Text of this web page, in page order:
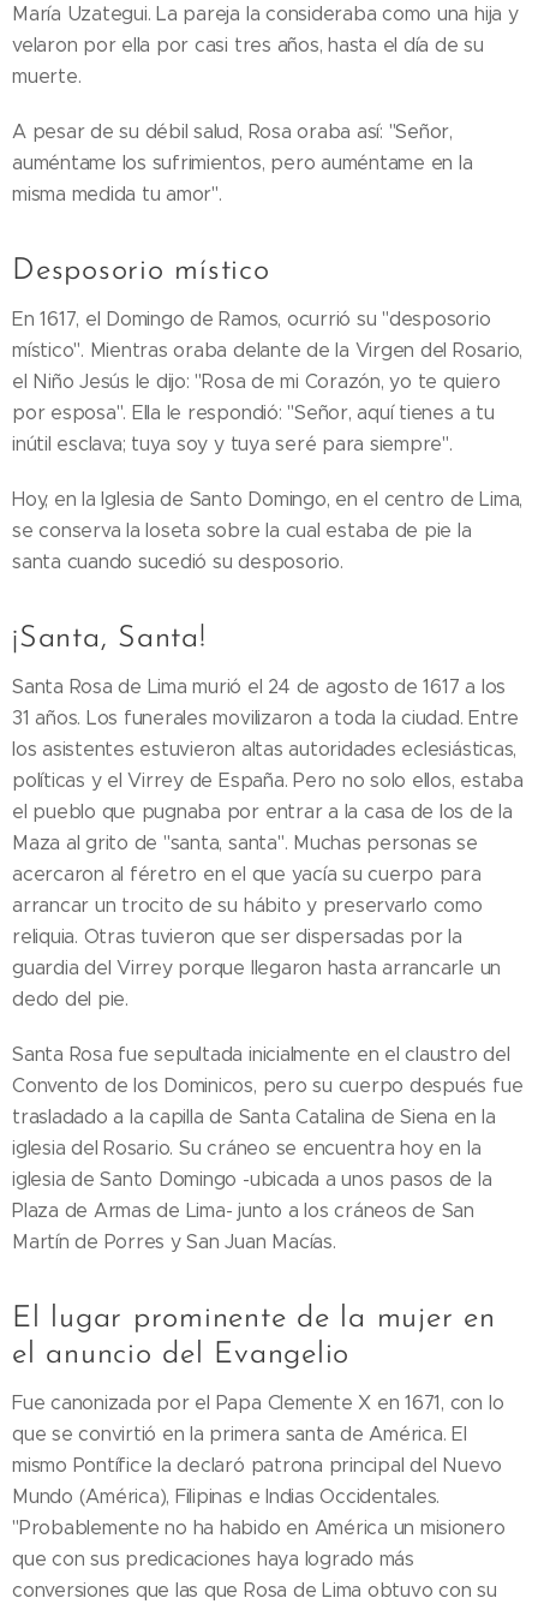
María Uzategui. La pareja la consideraba como una hija y
velaron por ella por casi tres años, hasta el día de su
muerte.
A pesar de su débil salud, Rosa oraba así: "Señor,
auméntame los sufrimientos, pero auméntame en la
misma medida tu amor".
Desposorio místico
En 1617, el Domingo de Ramos, ocurrió su "desposorio
místico". Mientras oraba delante de la Virgen del Rosario,
el Niño Jesús le dijo: "Rosa de mi Corazón, yo te quiero
por esposa". Ella le respondió: "Señor, aquí tienes a tu
inútil esclava; tuya soy y tuya seré para siempre".
Hoy, en la Iglesia de Santo Domingo, en el centro de Lima,
se conserva la loseta sobre la cual estaba de pie la
santa cuando sucedió su desposorio.
¡Santa, Santa!
Santa Rosa de Lima murió el 24 de agosto de 1617 a los
31 años. Los funerales movilizaron a toda la ciudad. Entre
los asistentes estuvieron altas autoridades eclesiásticas,
políticas y el Virrey de España. Pero no solo ellos, estaba
el pueblo que pugnaba por entrar a la casa de los de la
Maza al grito de "santa, santa". Muchas personas se
acercaron al féretro en el que yacía su cuerpo para
arrancar un trocito de su hábito y preservarlo como
reliquia. Otras tuvieron que ser dispersadas por la
guardia del Virrey porque llegaron hasta arrancarle un
dedo del pie.
Santa Rosa fue sepultada inicialmente en el claustro del
Convento de los Dominicos, pero su cuerpo después fue
trasladado a la capilla de Santa Catalina de Siena en la
iglesia del Rosario. Su cráneo se encuentra hoy en la
iglesia de Santo Domingo -ubicada a unos pasos de la
Plaza de Armas de Lima- junto a los cráneos de San
Martín de Porres y San Juan Macías.
El lugar prominente de la mujer en
el anuncio del Evangelio
Fue canonizada por el Papa Clemente X en 1671, con lo
que se convirtió en la primera santa de América. El
mismo Pontífice la declaró patrona principal del Nuevo
Mundo (América), Filipinas e Indias Occidentales.
"Probablemente no ha habido en América un misionero
que con sus predicaciones haya logrado más
conversiones que las que Rosa de Lima obtuvo con su